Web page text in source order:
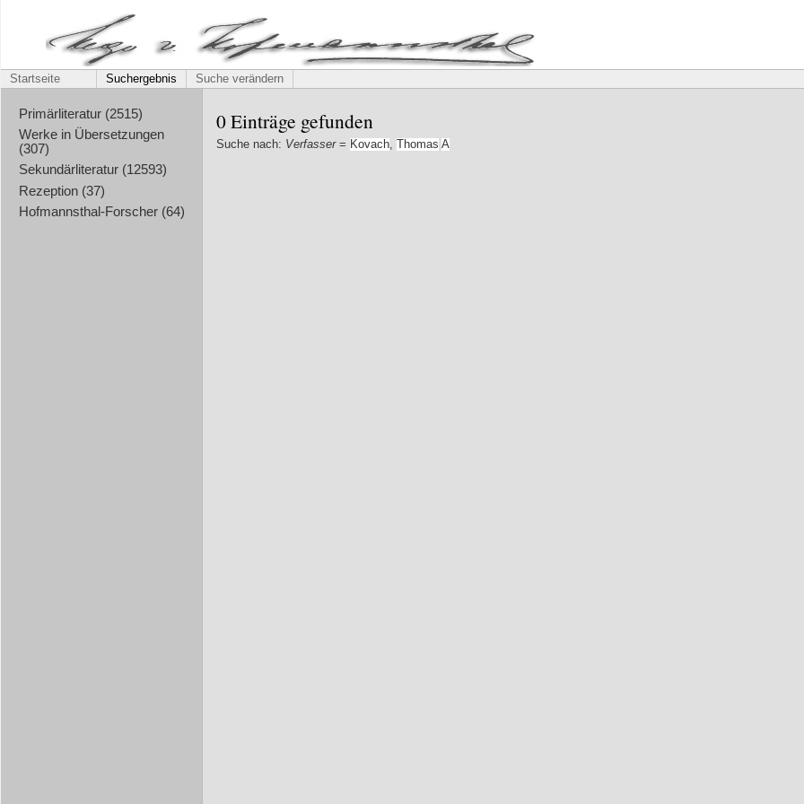
Startseite Suchergebnis Suche verändern
Primärliteratur (2515)
Werke in Übersetzungen
(307)
Sekundärliteratur (12593)
Rezeption (37)
Hofmannsthal-Forscher (64)
0 Einträge gefunden
Suche nach: Verfasser= Kovach Thomas A